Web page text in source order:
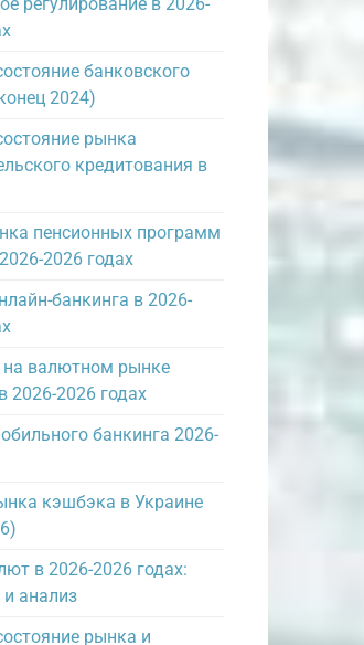
банковского
2024)
рынка
кредитования в
пенсионных программ
2026 годах
банкинга в 2026-
на валютном рынке
2026-2026 годах
банкинга 2026-
кэшбэка в Украине
в 2026-2026 годах:
анализ
рынка и